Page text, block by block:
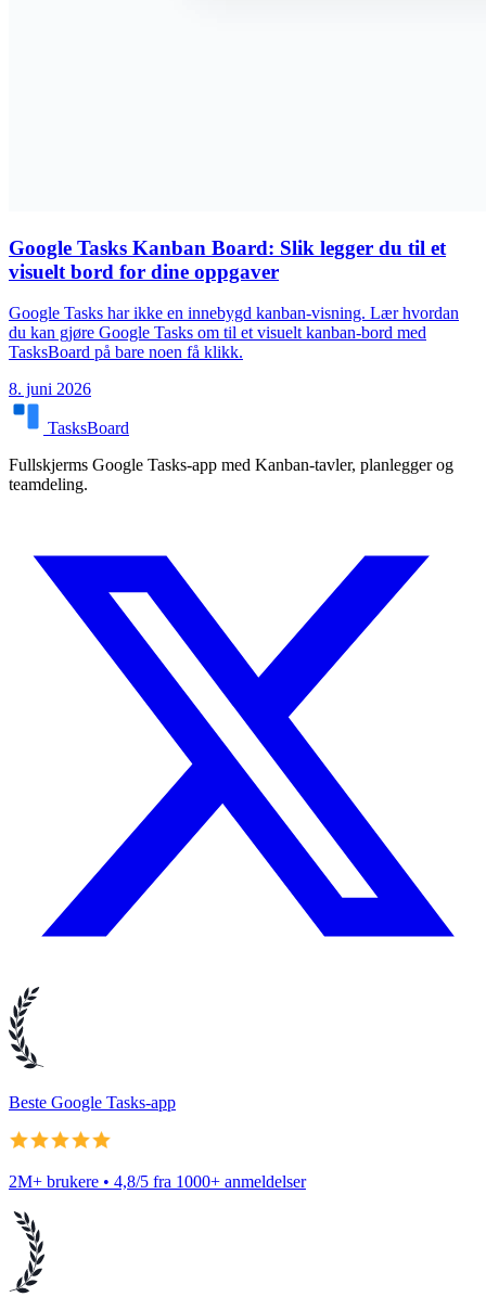
Google Tasks Kanban Board: Slik legger du til et
visuelt bord for dine oppgaver
Google Tasks har ikke en innebygd kanban-visning. Lær hvordan
du kan gjøre Google Tasks om til et visuelt kanban-bord med
TasksBoard på bare noen få klikk.
8. juni 2026
TasksBoard
Fullskjerms Google Tasks-app med Kanban-tavler, planlegger og
teamdeling.
Beste Google Tasks-app
2M+ brukere • 4,8/5 fra 1000+ anmeldelser